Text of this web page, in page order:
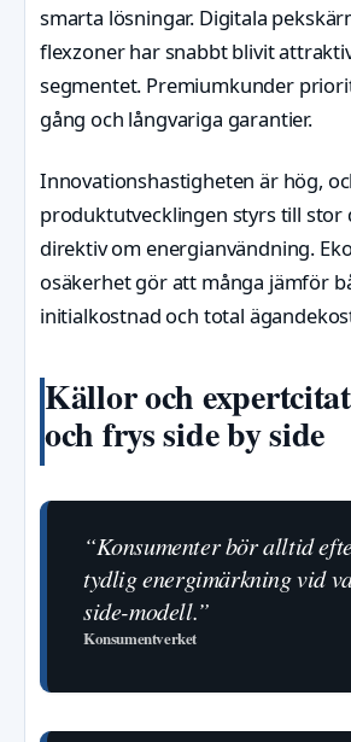
smarta lösningar. Digitala
flexzoner har snabbt blivit
segmentet. Premiumkunder
gång och långvariga garantier.
Innovationshastigheten är hög,
produktutvecklingen styrs till stor
direktiv om energianvändning.
osäkerhet gör att många jämför
initialkostnad och total
Källor och
och frys side by side
“Konsumenter bör alltid
tydlig energimärkning vid
side-modell.”
Konsumentverket